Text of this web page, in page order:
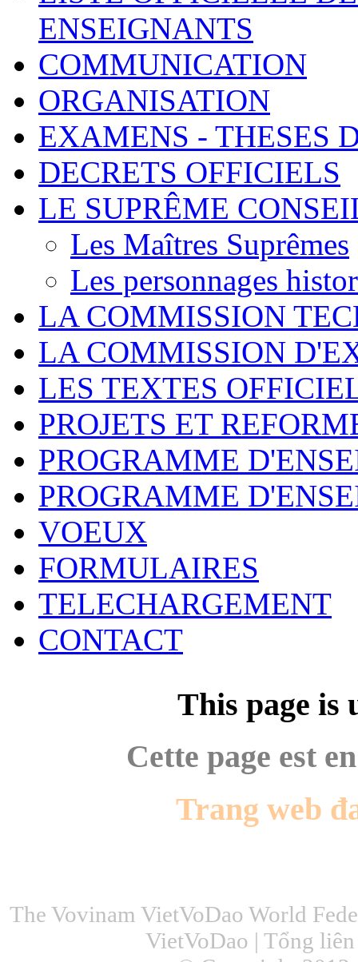
ENSEIGNANTS
COMMUNICATION
ORGANISATION
EXAMENS - THESES
DECRETS OFFICIELS
LE SUPRÊME
Les Maîtres Suprêmes
Les personnages
LA COMMISSION
LA COMMISSION
LES TEXTES
PROJETS ET
PROGRAMME
PROGRAMME
VOEUX
FORMULAIRES
TELECHARGEMENT
CONTACT
This page is
Cette page est
Trang web
The Vovinam VietVoDao World
VietVoDao | Tổng